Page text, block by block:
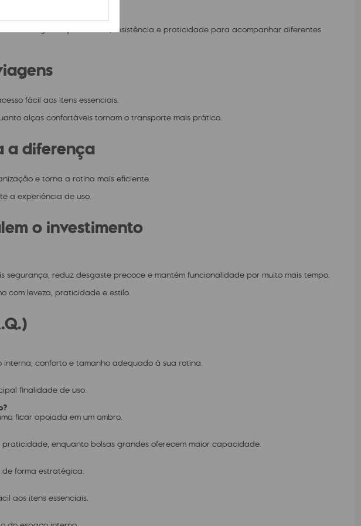
organização interna, resistência e praticidade para acompanhar diferentes
fácil aos itens essenciais.
alças confortáveis tornam o transporte mais prático.
a diferença
e torna a rotina mais eficiente.
a experiência de uso.
o investimento
segurança, reduz desgaste precoce e mantém funcionalidade por muito mais tempo.
com leveza, praticidade e estilo.
conforto e tamanho adequado à sua rotina.
finalidade de uso.
ficar apoiada em um ombro.
enquanto bolsas grandes oferecem maior capacidade.
forma estratégica.
aos itens essenciais.